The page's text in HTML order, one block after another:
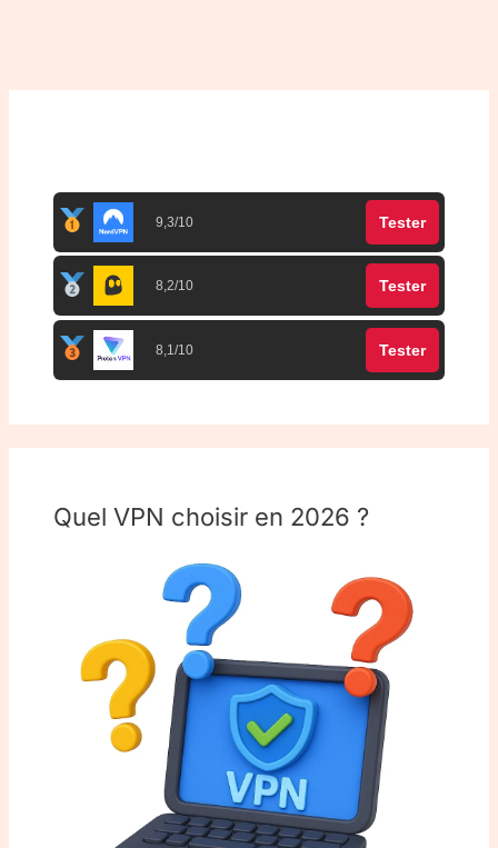
9,3/10 Tester
8,2/10 Tester
8,1/10 Tester
Quel VPN choisir en 2026 ?